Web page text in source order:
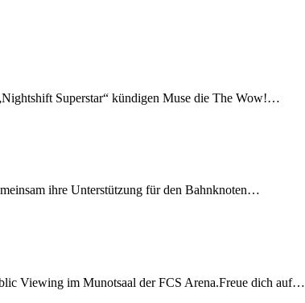
Superstar“ kündigen Muse die The Wow!…
ihre Unterstützung für den Bahnknoten…
Viewing im Munotsaal der FCS Arena.Freue dich auf…